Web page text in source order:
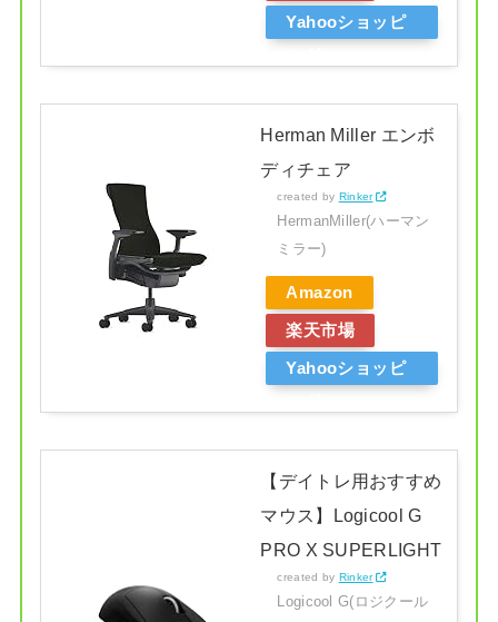
Yahooショッピ
Herman Miller エンボ
ディチェア
created by Rinker
HermanMiller(ハーマン
ミラー)
Amazon
楽天市場
Yahooショッピ
【デイトレ用おすすめ
マウス】Logicool G
PRO X SUPERLIGHT
created by Rinker
Logicool G(ロジクール